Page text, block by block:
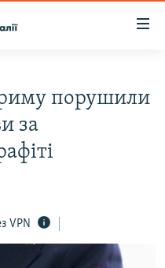
порушили
за
VPN